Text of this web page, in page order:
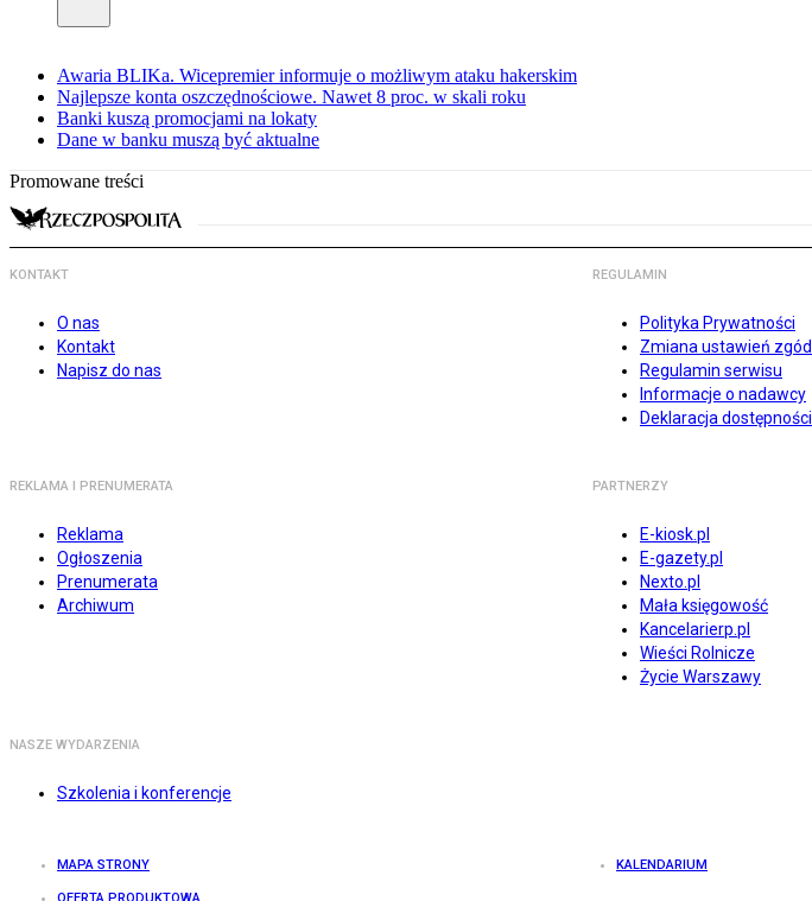
Awaria BLIKa. Wicepremier informuje o możliwym ataku hakerskim
Najlepsze konta oszczędnościowe. Nawet 8 proc. w skali roku
Banki kuszą promocjami na lokaty
Dane w banku muszą być aktualne
Promowane treści
KONTAKT
O nas
Kontakt
Napisz do nas
REGULAMIN
Polityka Prywatności
Zmiana ustawień zgód
Regulamin serwisu
Informacje o nadawcy
Deklaracja dostępności
REKLAMA I PRENUMERATA
Reklama
Ogłoszenia
Prenumerata
Archiwum
PARTNERZY
E-kiosk.pl
E-gazety.pl
Nexto.pl
Mała księgowość
Kancelarierp.pl
Wieści Rolnicze
Życie Warszawy
NASZE WYDARZENIA
Szkolenia i konferencje
MAPA STRONY KALENDARIUM